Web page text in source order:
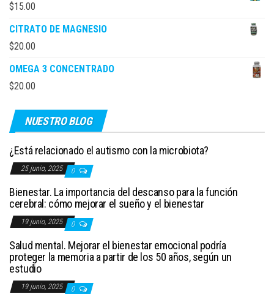
$15.00
CITRATO DE MAGNESIO
$20.00
OMEGA 3 CONCENTRADO
$20.00
NUESTRO BLOG
¿Está relacionado el autismo con la microbiota?
25 junio, 2025 0
Bienestar. La importancia del descanso para la función
cerebral: cómo mejorar el sueño y el bienestar
19 junio, 2025 0
Salud mental. Mejorar el bienestar emocional podría
proteger la memoria a partir de los 50 años, según un
estudio
19 junio, 2025 0